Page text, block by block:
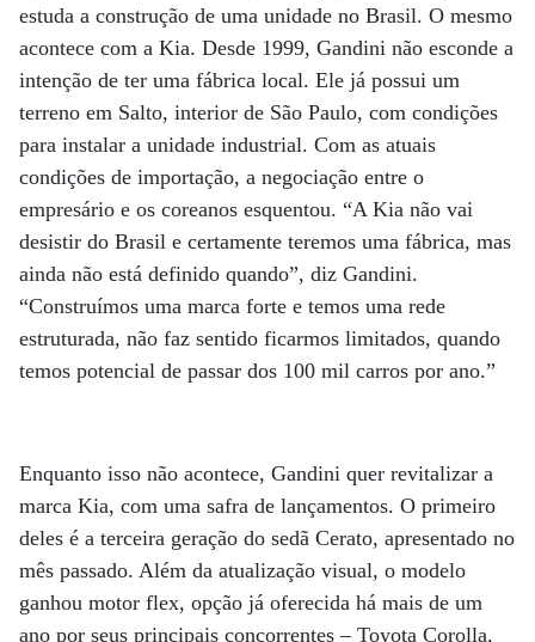
estuda a construção de uma unidade no Brasil. O mesmo
acontece com a Kia. Desde 1999, Gandini não esconde a
intenção de ter uma fábrica local. Ele já possui um
terreno em Salto, interior de São Paulo, com condições
para instalar a unidade industrial. Com as atuais
condições de importação, a negociação entre o
empresário e os coreanos esquentou. “A Kia não vai
desistir do Brasil e certamente teremos uma fábrica, mas
ainda não está definido quando”, diz Gandini.
“Construímos uma marca forte e temos uma rede
estruturada, não faz sentido ficarmos limitados, quando
temos potencial de passar dos 100 mil carros por ano.”
Enquanto isso não acontece, Gandini quer revitalizar a
marca Kia, com uma safra de lançamentos. O primeiro
deles é a terceira geração do sedã Cerato, apresentado no
mês passado. Além da atualização visual, o modelo
ganhou motor flex, opção já oferecida há mais de um
ano por seus principais concorrentes – Toyota Corolla,